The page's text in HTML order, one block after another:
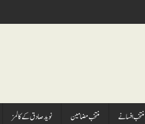
منتخب افسانے منتخب مضامين نويد صادق کے کالمز